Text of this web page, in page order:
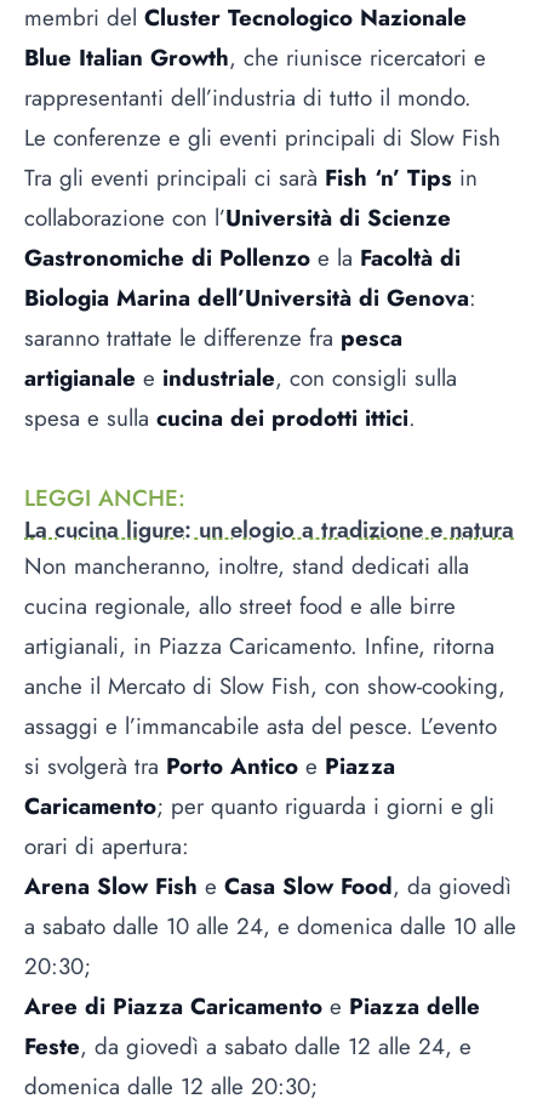
membri del Cluster Tecnologico Nazionale
Blue Italian Growth, che riunisce ricercatori e
rappresentanti dell’industria di tutto il mondo.
Le conferenze e gli eventi principali di Slow Fish
Tra gli eventi principali ci sarà Fish ‘n’ Tips in
collaborazione con l’Università di Scienze
Gastronomiche di Pollenzo e la Facoltà di
Biologia Marina dell’Università di Genova:
saranno trattate le differenze fra pesca
artigianale e industriale, con consigli sulla
spesa e sulla cucina dei prodotti ittici.
LEGGI ANCHE:
La cucina ligure: un elogio a tradizione e natura
Non mancheranno, inoltre, stand dedicati alla
cucina regionale, allo street food e alle birre
artigianali, in Piazza Caricamento. Infine, ritorna
anche il Mercato di Slow Fish, con show-cooking,
assaggi e l’immancabile asta del pesce. L’evento
si svolgerà tra Porto Antico e Piazza
Caricamento; per quanto riguarda i giorni e gli
orari di apertura:
Arena Slow Fish e Casa Slow Food, da giovedì
a sabato dalle 10 alle 24, e domenica dalle 10 alle
20:30;
Aree di Piazza Caricamento e Piazza delle
Feste, da giovedì a sabato dalle 12 alle 24, e
domenica dalle 12 alle 20:30;